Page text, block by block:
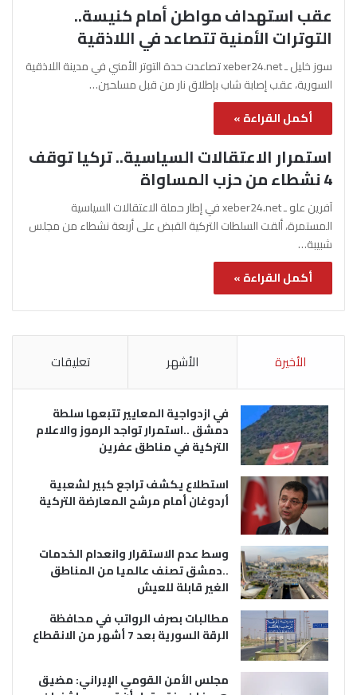
عقب استهداف مواطن أمام كنيسة..
التوترات الأمنية تتصاعد في اللاذقية
سوز خليل ـ xeber24.net تصاعدت حدة التوتر الأمني في مدينة اللاذقية
السورية، عقب إصابة شاب بإطلاق نار من قبل مسلحين…
أكمل القراءة »
استمرار الاعتقالات السياسية.. تركيا توقف
4 نشطاء من حزب المساواة
آفرين علو ـ xeber24.net في إطار حملة الاعتقالات السياسية
المستمرة، ألقت السلطات التركية القبض على أربعة نشطاء من مجلس
شبيبة…
أكمل القراءة »
الأخيرة الأشهر تعليقات
في ازدواجية المعايير تتبعها سلطة
دمشق ..استمرار تواجد الرموز والاعلام
التركية في مناطق عفرين
استطلاع يكشف تراجع كبير لشعبية
أردوغان أمام مرشح المعارضة التركية
وسط عدم الاستقرار وانعدام الخدمات
..دمشق تصنف عالميا من المناطق
الغير قابلة للعيش
مطالبات بصرف الرواتب في محافظة
الرقة السورية بعد 7 أشهر من الانقطاع
مجلس الأمن القومي الإيراني: مضيق